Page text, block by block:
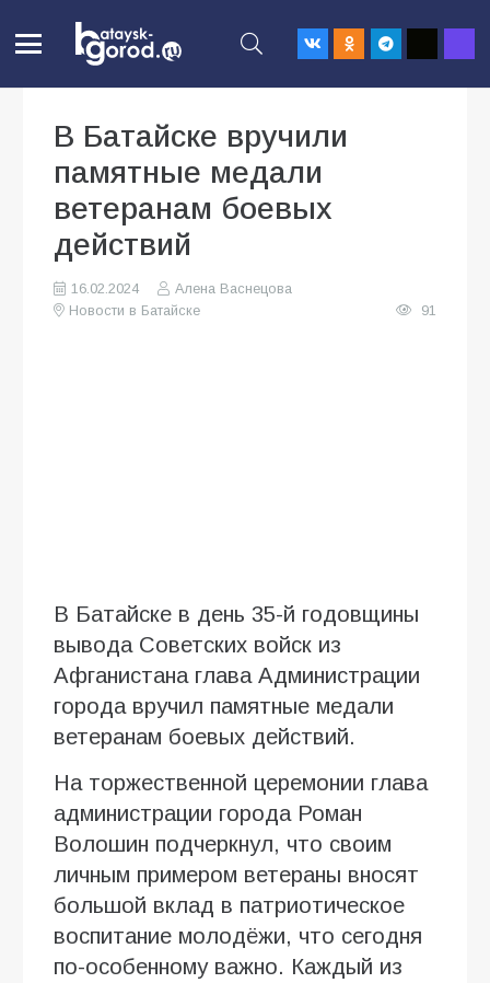
В Батайске вручили
памятные медали
ветеранам боевых
действий
16.02.2024
Алена Васнецова
Новости в Батайске
91
В Батайске в день 35-й годовщины
вывода Советских войск из
Афганистана глава Администрации
города вручил памятные медали
ветеранам боевых действий.
На торжественной церемонии глава
администрации города Роман
Волошин подчеркнул, что своим
личным примером ветераны вносят
большой вклад в патриотическое
воспитание молодёжи, что сегодня
по-особенному важно. Каждый из